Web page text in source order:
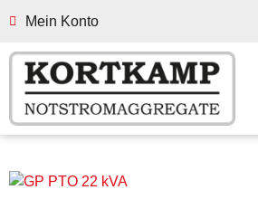
Mein Konto